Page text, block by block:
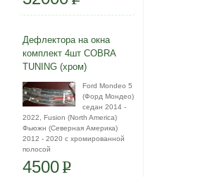
Дефлектора на окна
комплект 4шт COBRA
TUNING (хром)
Ford Mondeo 5
(Форд Мондео)
седан 2014 -
2022, Fusion (North America)
Фьюжн (Северная Америка)
2012 - 2020 с хромированной
полосой
4500P